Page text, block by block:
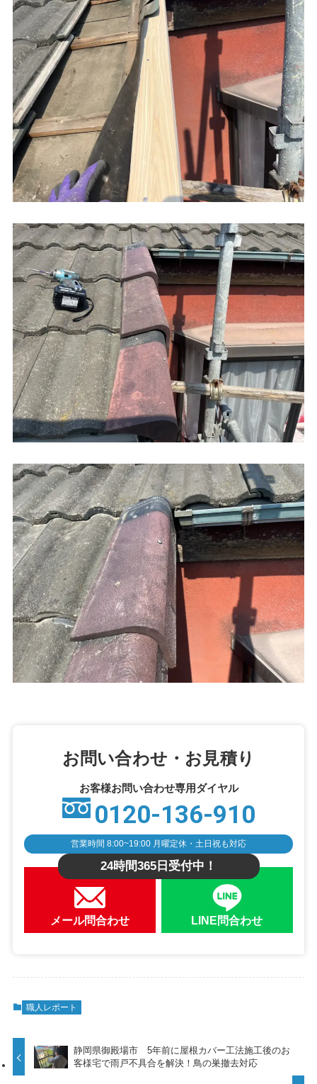
お問い合わせ・お見積り
お客様お問い合わせ専用ダイヤル
0120-136-910
営業時間 8:00~19:00 月曜定休・土日祝も対応
24時間365日受付中！
メール問合わせ LINE問合わせ
職人レポート
静岡県御殿場市 5年前に屋根カバー工法施工後のお
客様宅で雨戸不具合を解決！鳥の巣撤去対応